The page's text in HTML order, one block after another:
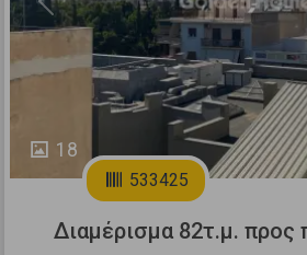
18
Previous
533425
Διαμέρισμα 82τ.μ. προς